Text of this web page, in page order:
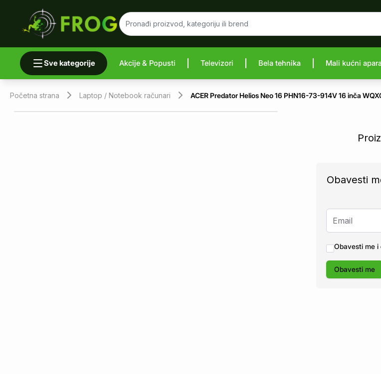
Sve kategorije Akcije & Popusti Televizori Bela tehnika Mali kućni
Početna strana Laptop / Notebook računari ACER Predator Helios Neo 16 PHN16-73-914V 16 inča
Obavesti
Obavesti me i
Obavesti me